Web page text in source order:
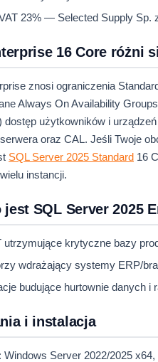
23% — Selected Supply Sp.
16 Core różni
znosi ograniczenia
Always On Availability
dostęp użytkowników i
oraz CAL. Jeśli Twoje
SQL Server 2025 Standard 16
instancji.
jest SQL Server 2025
utrzymujące krytyczne bazy
wdrażający systemy ERP/
budujące hurtownie danych
i instalacja
Windows Server 2022/2025